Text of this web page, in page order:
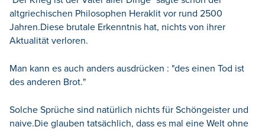
altgriechischen Philosophen Heraklit vor rund 2500
Jahren.Diese brutale Erkenntnis hat, nichts von ihrer
Aktualität verloren.
Man kann es auch anders ausdrücken : "des einen Tod ist
des anderen Brot."
Solche Sprüche sind natürlich nichts für Schöngeister und
naive.Die glauben tatsächlich, dass es mal eine Welt ohne